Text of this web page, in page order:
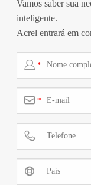
Vamos saber sua
inteligente.
Acrel entrará em
*
*

